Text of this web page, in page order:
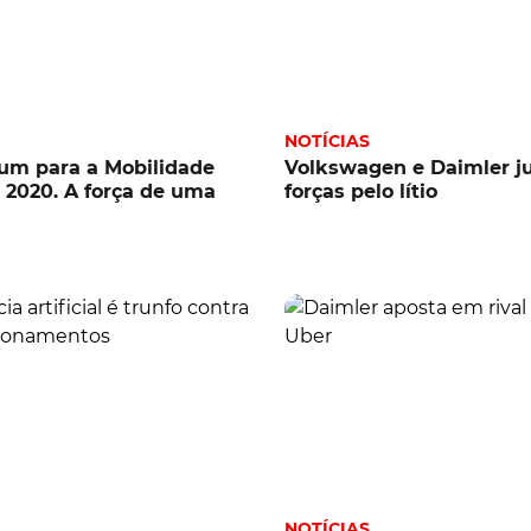
para a Mobilidade
A força de uma
NOTÍCIAS
Volkswagen e Daimler
forças pelo lítio